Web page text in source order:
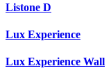
Listone D
Lux Experience
Lux Experience Wall